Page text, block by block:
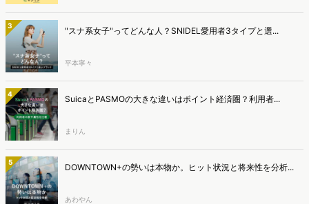
3 "スナ系女子"ってどんな人？SNIDEL愛用者3タイプと選...
平本寧々
4 SuicaとPASMOの大きな違いはポイント経済圏？利用者...
まりん
5 DOWNTOWN+の勢いは本物か。ヒット状況と将来性を分析...
あわやん